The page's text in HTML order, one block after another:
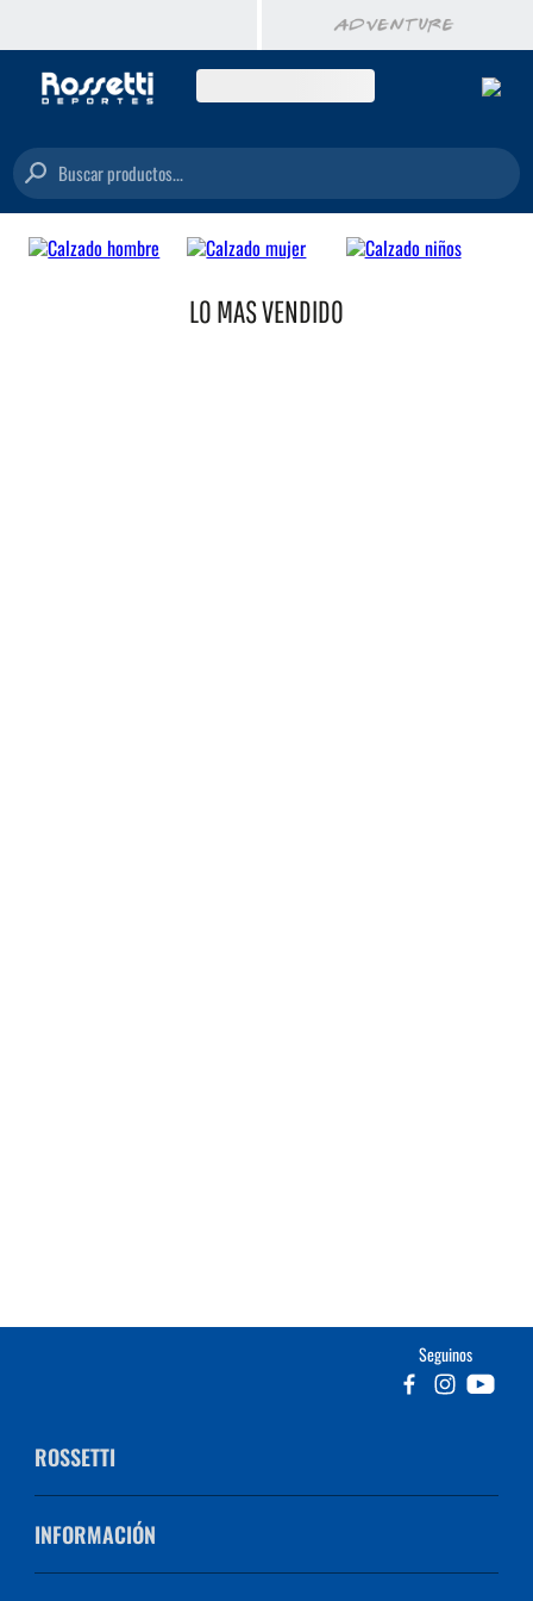
Buscar productos...
LO MAS VENDIDO
Seguinos
ROSSETTI
INFORMACIÓN